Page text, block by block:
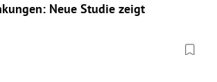
Neue Studie zeigt